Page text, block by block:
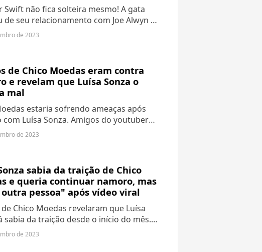
Swift não fica solteira mesmo! A gata
de seu relacionamento com Joe Alwyn e
em um com o cantor Matty Healy,
de 2023
de Chico Moedas eram contra
e revelam que Luísa Sonza o
mal
estaria sofrendo ameaças após
Luísa Sonza. Amigos do youtuber
versão e afirmaram que o
de 2023
sabia da traição de Chico
e queria continuar namoro, mas
pessoa" após vídeo viral
Chico Moedas revelaram que Luísa
sabia da traição desde o início do mês.
eles, a loira decidiu perdoar, mas
de 2023